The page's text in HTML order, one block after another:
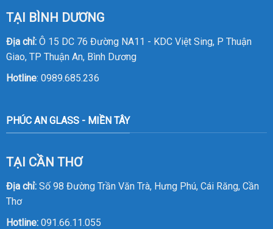
TẠI BÌNH DƯƠNG
Địa chỉ:Ô 15 DC 76 Đường NA11 - KDC Việt Sing, P Thuận
Giao, TP Thuận An, Bình Dương
Hotline: 0989.685.236
PHÚC AN GLASS - MIỀN TÂY
TẠI CẦN THƠ
Địa chỉ:Số 98 Đường Trần Văn Trà, Hưng Phú, Cái Răng, Cần
Thơ
Hotline: 091.66.11.055